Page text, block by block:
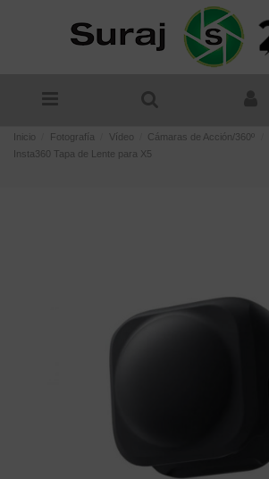
Inicio Fotografía Vídeo Cámaras de Acción/360º
Insta360 Tapa de Lente para X5